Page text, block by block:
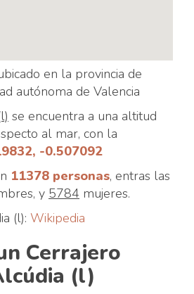
en la provincia de
autónoma de Valencia
se encuentra a una altitud
al mar, con la
-0.507092
11378 personas, entras las
y 5784 mujeres.
(l): Wikipedia
Cerrajero
(l)